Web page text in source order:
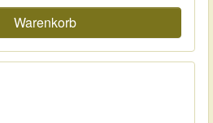
Warenkorb